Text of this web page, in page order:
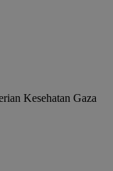
Kesehatan Gaza